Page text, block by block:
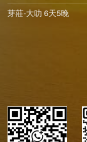
芽莊-大叻 6天5晚